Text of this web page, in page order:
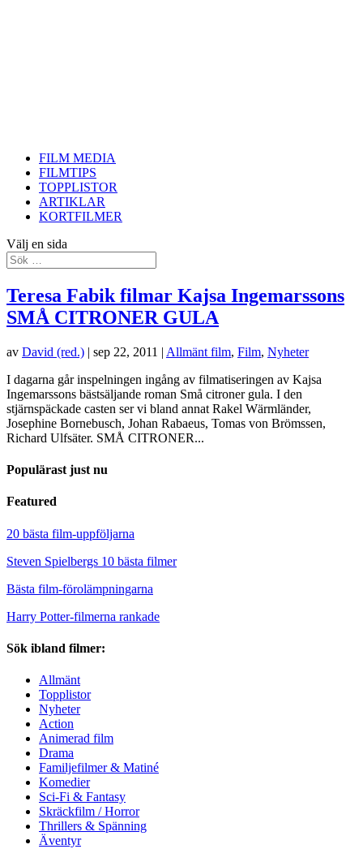
FILM MEDIA
FILMTIPS
TOPPLISTOR
ARTIKLAR
KORTFILMER
Välj en sida
Teresa Fabik filmar Kajsa Ingemarssons
SMÅ CITRONER GULA
av David (red.) | sep 22, 2011 | Allmänt film, Film, Nyheter
I dagarna går inspelningen ingång av filmatiseringen av Kajsa
Ingemarssons bästsäljande roman Små citroner gula. I den
stjärnspäckade casten ser vi bland annat Rakel Wärmländer,
Josephine Bornebusch, Johan Rabaeus, Tomas von Brömssen,
Richard Ulfsäter. SMÅ CITRONER...
Populärast just nu
Featured
20 bästa film-uppföljarna
Steven Spielbergs 10 bästa filmer
Bästa film-förolämpningarna
Harry Potter-filmerna rankade
Sök ibland filmer:
Allmänt
Topplistor
Nyheter
Action
Animerad film
Drama
Familjefilmer & Matiné
Komedier
Sci-Fi & Fantasy
Skräckfilm / Horror
Thrillers & Spänning
Äventyr